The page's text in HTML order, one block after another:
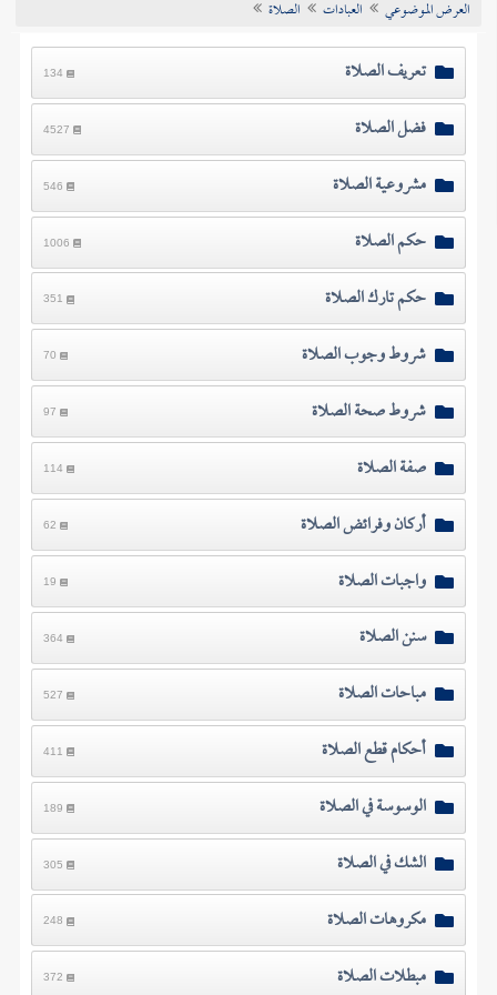
تراجم الأعلام
العرض الموضوعي العبادات الصلاة
تعريف الصلاة 134
فضل الصلاة 4527
مشروعية الصلاة 546
حكم الصلاة 1006
حكم تارك الصلاة 351
شروط وجوب الصلاة 70
شروط صحة الصلاة 97
صفة الصلاة 114
أركان وفرائض الصلاة 62
واجبات الصلاة 19
سنن الصلاة 364
مباحات الصلاة 527
أحكام قطع الصلاة 411
الوسوسة في الصلاة 189
الشك في الصلاة 305
مكروهات الصلاة 248
مبطلات الصلاة 372